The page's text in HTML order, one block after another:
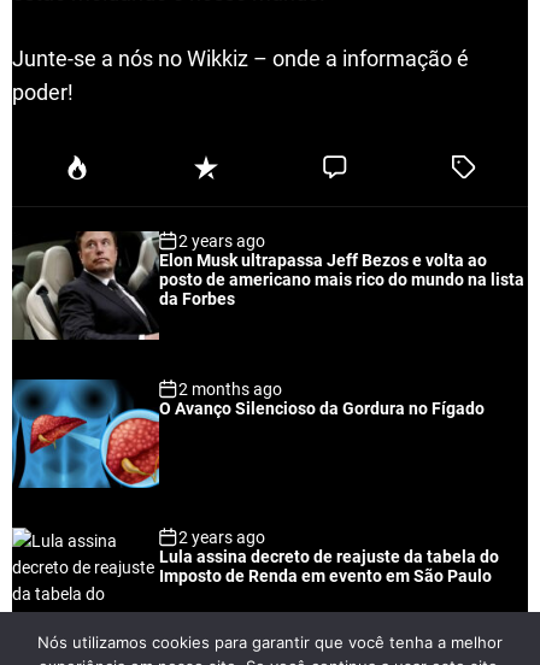
Junte-se a nós no Wikkiz – onde a informação é
poder!
P
u
a
r
R
e
n
t
C
e
T
e
2 years ago
Elon Musk ultrapassa Jeff Bezos e volta ao
posto de americano mais rico do mundo na lista
da Forbes
2 months ago
O Avanço Silencioso da Gordura no Fígado
2 years ago
Lula assina decreto de reajuste da tabela do
Imposto de Renda em evento em São Paulo
Nós utilizamos cookies para garantir que você tenha a melhor